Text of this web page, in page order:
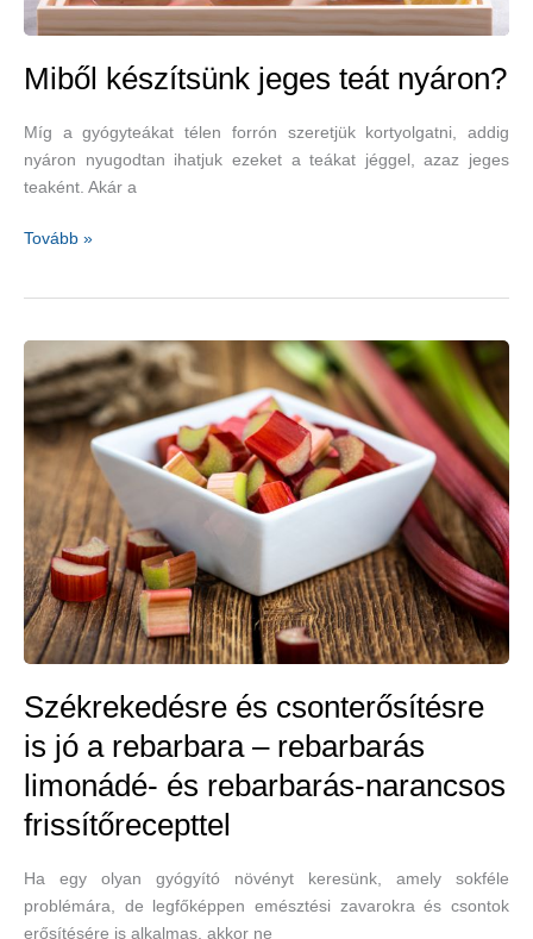
Miből készítsünk jeges teát nyáron?
Míg a gyógyteákat télen forrón szeretjük kortyolgatni, addig
nyáron nyugodtan ihatjuk ezeket a teákat jéggel, azaz jeges
teaként. Akár a
Miből
nyáron?
Tovább »
Székrekedésre és csonterősítésre
is jó a rebarbara – rebarbarás
limonádé- és rebarbarás-narancsos
frissítőrecepttel
Ha egy olyan gyógyító növényt keresünk, amely sokféle
problémára, de legfőképpen emésztési zavarokra és csontok
erősítésére is alkalmas, akkor ne